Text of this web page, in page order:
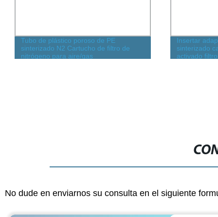
Insertar adaptador de plástico tipo
sinterizado cartucho filtro de carbón
activado filtros de tubería para
de
No dude en enviarnos su consulta en el siguiente